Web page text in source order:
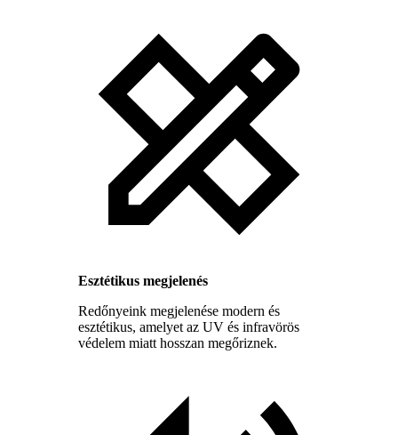
Esztétikus megjelenés
Redőnyeink megjelenése modern és
esztétikus, amelyet az UV és infravörös
védelem miatt hosszan megőriznek.